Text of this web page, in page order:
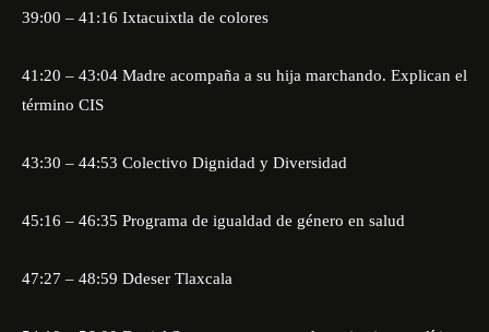
39:00 – 41:16 Ixtacuixtla de colores
41:20 – 43:04 Madre acompaña a su hija marchando. Explican el
término CIS
43:30 – 44:53 Colectivo Dignidad y Diversidad
45:16 – 46:35 Programa de igualdad de género en salud
47:27 – 48:59 Ddeser Tlaxcala